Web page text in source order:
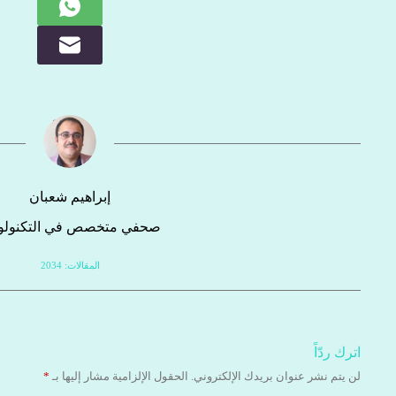
إبراهيم شعبان
صحفي متخصص في
المقالات: 2034
اترك ردّاً
لن يتم نشر عنوان بريدك الإلكتروني. الحقول الإلزامية مشار إليها بـ *